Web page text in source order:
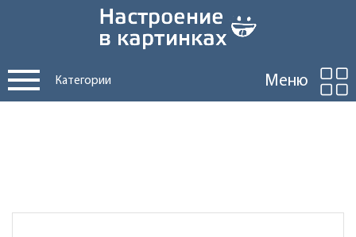
Категории Меню